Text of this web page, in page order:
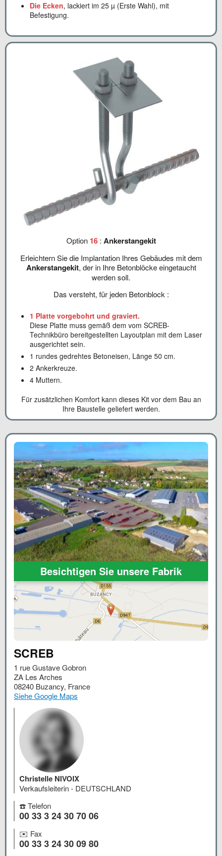
Die Ecken, lackiert im 25 µ (Erste Wahl), mit
Befestigung.
Option 16: Ankerstangekit
Erleichtern Sie die Implantation Ihres Gebäudes mit dem
Ankerstangekit, der in Ihre Betonblöcke eingetaucht
werden soll.
Das versteht, für jeden Betonblock :
1 Platte vorgebohrt und graviert.
Diese Platte muss gemäß dem vom SCREB-
Technikbüro bereitgestellten Layoutplan mit dem Laser
ausgerichtet sein.
1 rundes gedrehtes Betoneisen, Länge 50 cm.
2 Ankerkreuze.
4 Muttern.
Für zusätzlichen Komfort kann dieses Kit vor dem Bau an
Ihre Baustelle geliefert werden.
Besichtigen Sie unsere Fabrik
SCREB
1 rue Gustave Gobron
ZA Les Arches
08240 Buzancy, France
Siehe Google Maps
Christelle NIVOIX
Verkaufsleiterin - DEUTSCHLAND
☎️ Telefon
00 33 3 24 30 70 06
✉️ Fax
00 33 3 24 30 09 80